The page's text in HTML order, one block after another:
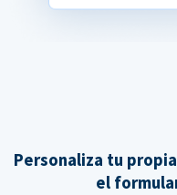
Personaliza tu
el